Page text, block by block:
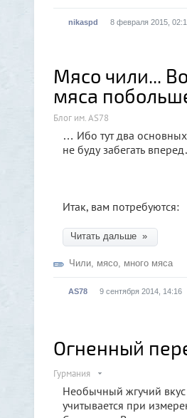
nikaspd 8 февраля 2015,
Мясо чили...
мяса
Блог им. AS78
… Ибо тут два
не буду забегать
Итак, вам потребуются:
Читать дальше »
Чили мясо много мяса
AS78 9 сентября 2014, 14:16
Огненный
Гурмания
Необычный жгучий
учитывается при